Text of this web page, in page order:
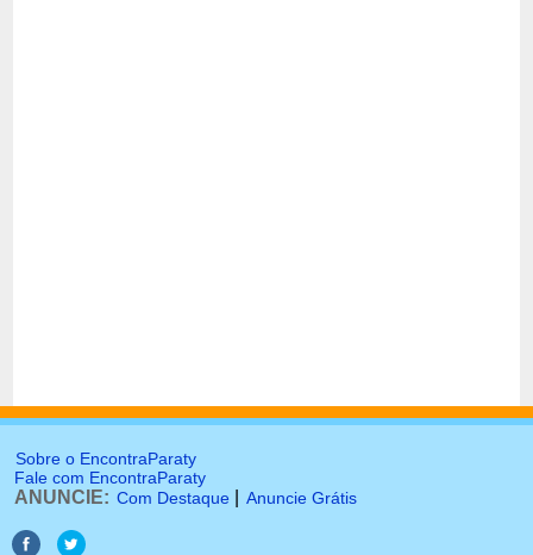
Sobre o EncontraParaty
Fale com EncontraParaty
ANUNCIE: Com Destaque Anuncie Grátis